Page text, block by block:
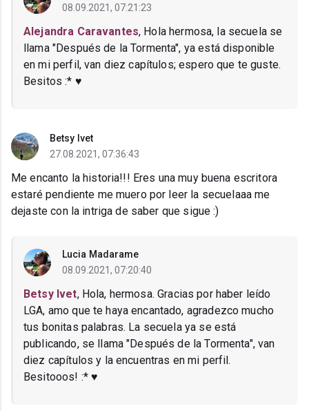
08.09.2021, 07:21:23
Alejandra Caravantes, Hola hermosa, la secuela se
llama "Después de la Tormenta", ya está disponible
en mi perfil, van diez capítulos; espero que te guste.
Besitos :* ♥
Betsy Ivet
27.08.2021, 07:36:43
Me encanto la historia!!! Eres una muy buena escritora
estaré pendiente me muero por leer la secuelaaa me
dejaste con la intriga de saber que sigue :)
Lucia Madarame
08.09.2021, 07:20:40
Betsy Ivet, Hola, hermosa. Gracias por haber leído
LGA, amo que te haya encantado, agradezco mucho
tus bonitas palabras. La secuela ya se está
publicando, se llama "Después de la Tormenta", van
diez capítulos y la encuentras en mi perfil.
Besitooos! :* ♥